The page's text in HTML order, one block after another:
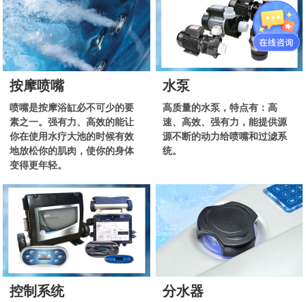
按摩喷嘴
喷嘴是按摩浴缸必不可少的要
素之一。强有力、高效的能让
你在使用水疗大池的时候有效
地放松你的肌肉，使你的身体
变得更年轻。
水泵
高质量的水泵，特点有：高
速、高效、强有力，能提供源
源不断的动力给喷嘴和过滤系
统。
控制系统 分水器